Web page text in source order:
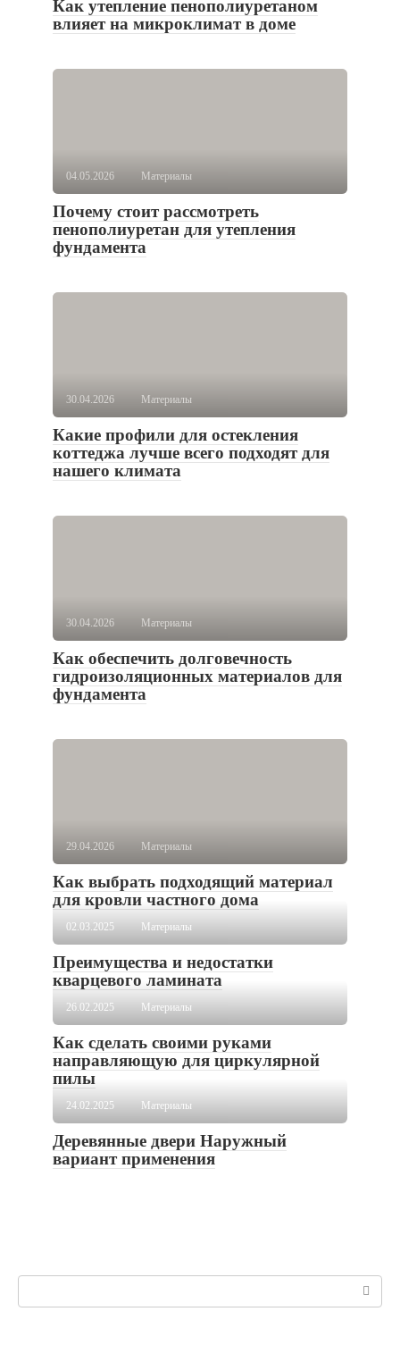
Как утепление пенополиуретаном
влияет на микроклимат в доме
04.05.2026 Материалы
Почему стоит рассмотреть
пенополиуретан для утепления
фундамента
30.04.2026 Материалы
Какие профили для остекления
коттеджа лучше всего подходят для
нашего климата
30.04.2026 Материалы
Как обеспечить долговечность
гидроизоляционных материалов для
фундамента
29.04.2026 Материалы
Как выбрать подходящий материал
для кровли частного дома
02.03.2025 Материалы
Преимущества и недостатки
кварцевого ламината
26.02.2025 Материалы
Как сделать своими руками
направляющую для циркулярной
пилы
24.02.2025 Материалы
Деревянные двери Наружный
вариант применения